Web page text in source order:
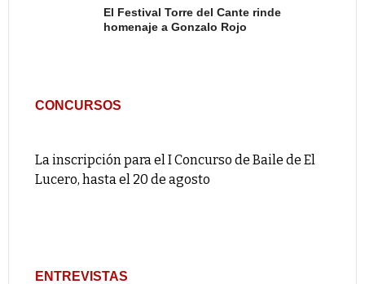
El Festival Torre del Cante rinde
homenaje a Gonzalo Rojo
CONCURSOS
La inscripción para el I Concurso de Baile de El
Lucero, hasta el 20 de agosto
ENTREVISTAS